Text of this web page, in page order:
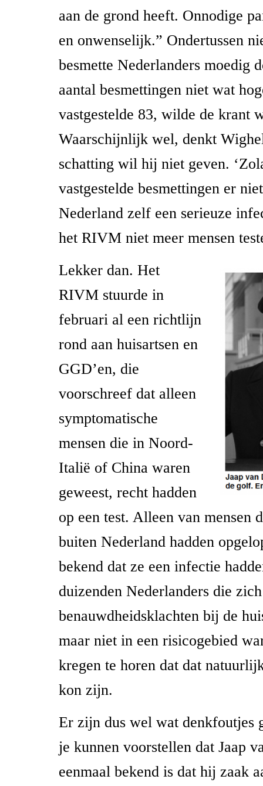
aan de grond heeft. Onnodige
en onwenselijk.” Ondertussen
besmette Nederlanders moedig
aantal besmettingen niet wat
vastgestelde 83, wilde de krant
Waarschijnlijk wel, denkt
schatting wil hij niet geven.
vastgestelde besmettingen er
Nederland zelf een serieuze
het RIVM niet meer mensen
Lekker dan. Het
RIVM stuurde in
februari al een richtlijn
rond aan huisartsen en
GGD’en, die
voorschreef dat alleen
symptomatische
mensen die in Noord-
Italië of China waren
geweest, recht hadden
op een test. Alleen van mensen
buiten Nederland hadden
bekend dat ze een infectie
duizenden Nederlanders die
benauwdheidsklachten bij de
maar niet in een risicogebied
kregen te horen dat dat
kon zijn.
Er zijn dus wel wat denkfoutjes
je kunnen voorstellen dat Jaap
eenmaal bekend is dat hij zaak